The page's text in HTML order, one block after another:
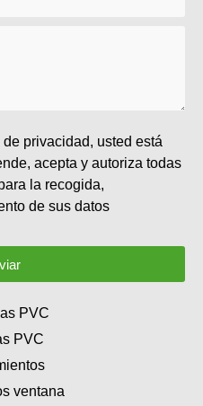
privacidad, usted está
acepta y autoriza todas
la recogida,
de sus datos
PVC
PVC
ventana